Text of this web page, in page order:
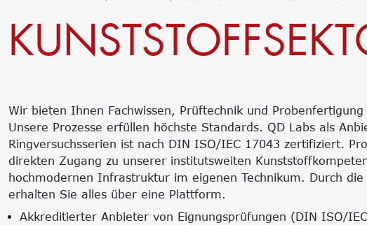
Wir bieten Ihnen Fachwissen, Prüftechnik und
Unsere Prozesse erfüllen höchste Standards. QD Labs als
Ringversuchsserien ist nach DIN ISO/IEC 17043 zertifiziert.
direkten Zugang zu unserer institutsweiten
hochmodernen Infrastruktur im eigenen Technikum. Durch die
erhalten Sie alles über eine Plattform.
Akkreditierter Anbieter von Eignungsprüfungen (DIN ISO/